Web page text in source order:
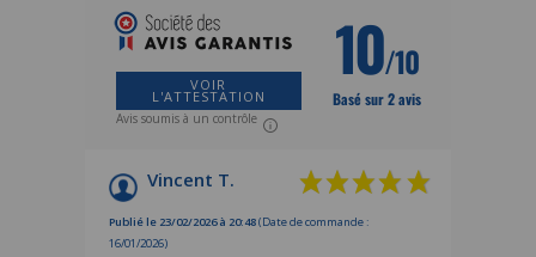
VOIR
L'ATTESTATION
Avis soumis à un contrôle
10/10
Basé sur 2 avis
Vincent T.
Publié le 23/02/2026 à 20:48(Date de commande :
16/01/2026)